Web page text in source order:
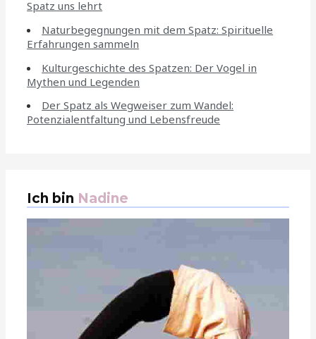
Spatz uns lehrt
Naturbegegnungen mit dem Spatz: Spirituelle
Erfahrungen sammeln
Kulturgeschichte des Spatzen: Der Vogel in
Mythen und Legenden
Der Spatz als Wegweiser zum Wandel:
Potenzialentfaltung und Lebensfreude
Ich bin Nadine